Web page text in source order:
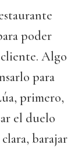
poder
Algo
para
primero,
el duelo
barajar